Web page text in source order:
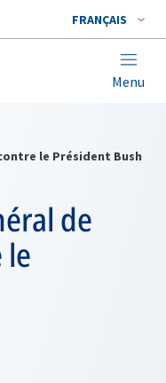
FRANÇAIS
Menu
le Président Bush
de
le